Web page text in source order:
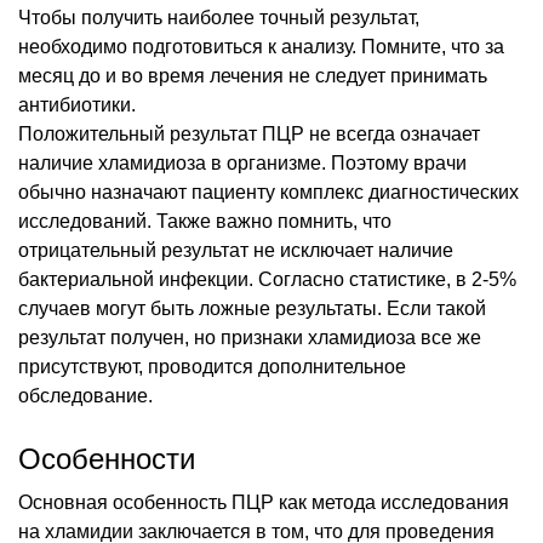
Чтобы получить наиболее точный результат,
необходимо подготовиться к анализу. Помните, что за
месяц до и во время лечения не следует принимать
антибиотики.
Положительный результат ПЦР не всегда означает
наличие хламидиоза в организме. Поэтому врачи
обычно назначают пациенту комплекс диагностических
исследований. Также важно помнить, что
отрицательный результат не исключает наличие
бактериальной инфекции. Согласно статистике, в 2-5%
случаев могут быть ложные результаты. Если такой
результат получен, но признаки хламидиоза все же
присутствуют, проводится дополнительное
обследование.
Особенности
Основная особенность ПЦР как метода исследования
на хламидии заключается в том, что для проведения